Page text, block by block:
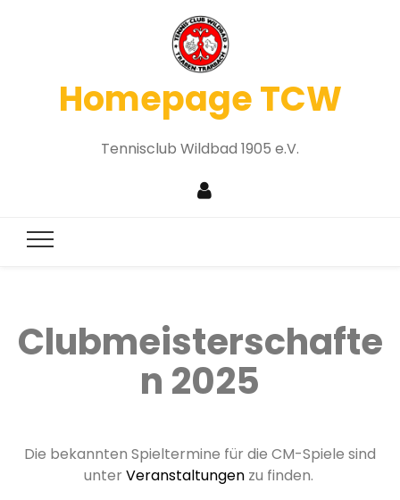
Homepage TCW
Tennisclub Wildbad 1905 e.V.
Clubmeisterschafte
n 2025
Die bekannten Spieltermine für die CM-Spiele sind
unter Veranstaltungenzu finden.